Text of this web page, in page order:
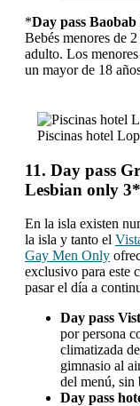
*Day pass
Bebés menores de
adulto. Los
un mayor de 18
Piscinas hotel
11. Day pass
Lesbian only
En la isla existen
la isla y tanto el
Gay Men Only
exclusivo para este
pasar el día a
Day pass
por persona
climatizada
gimnasio al
del menú, sin
Day pass